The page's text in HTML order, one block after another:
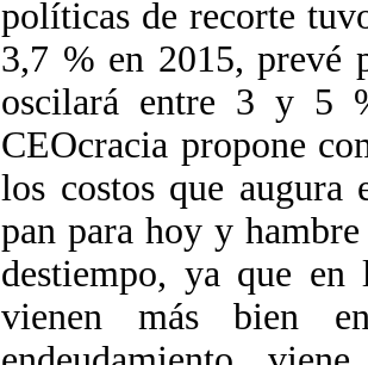
políticas de recorte
3,7 % en 2015, prevé
oscilará entre 3 y 5
CEOcracia propone
los costos que
pan para hoy y
destiempo, ya que en
vienen más bien